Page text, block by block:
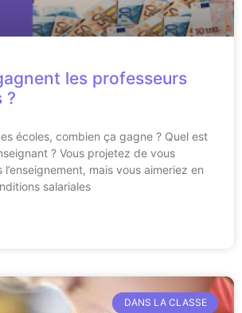
les professeurs
?
écoles, combien ça gagne ? Quel est
? Vous projetez de vous
mais vous aimeriez en
salariales
DANS LA CLASSE